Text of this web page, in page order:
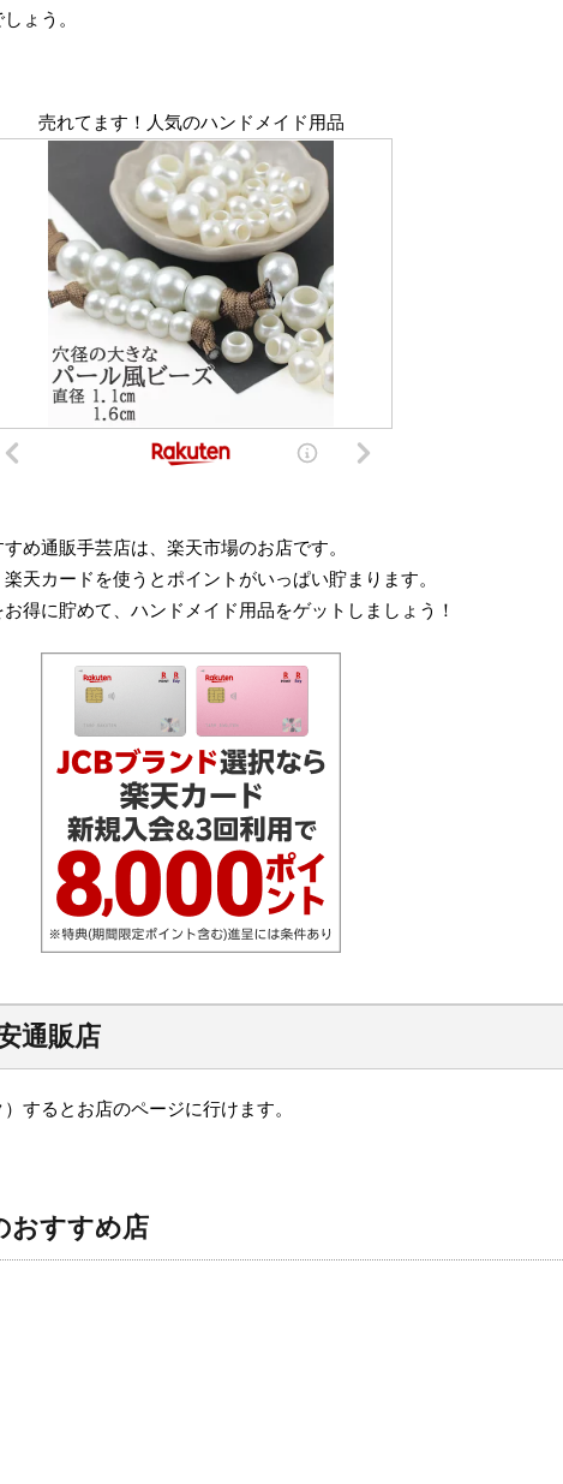
ょう。
売れてます！人気のハンドメイド用品
め通販手芸店は、楽天市場のお店です。
天カードを使うとポイントがいっぱい貯まります。
得に貯めて、ハンドメイド用品をゲットしましょう！
通販店
するとお店のページに行けます。
おすすめ店